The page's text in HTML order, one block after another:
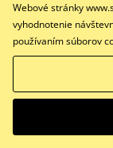
Webové stránky
vyhodnotenie
používaním súborov